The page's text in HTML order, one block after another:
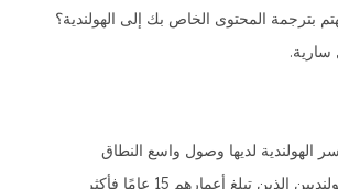
بترجمة المحتوى الخاص بك إلى الهولندية؟
سارية.
76٪ من الهولنديين الذين تبلغ أعمارهم 15 عامًا فأكثر